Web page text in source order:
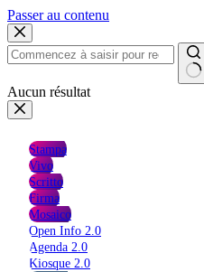
Passer au contenu
Aucun résultat
Stampa
Vivo
Scritto
Firma
Mosaico
Open Info 2.0
Agenda 2.0
Kiosque 2.0